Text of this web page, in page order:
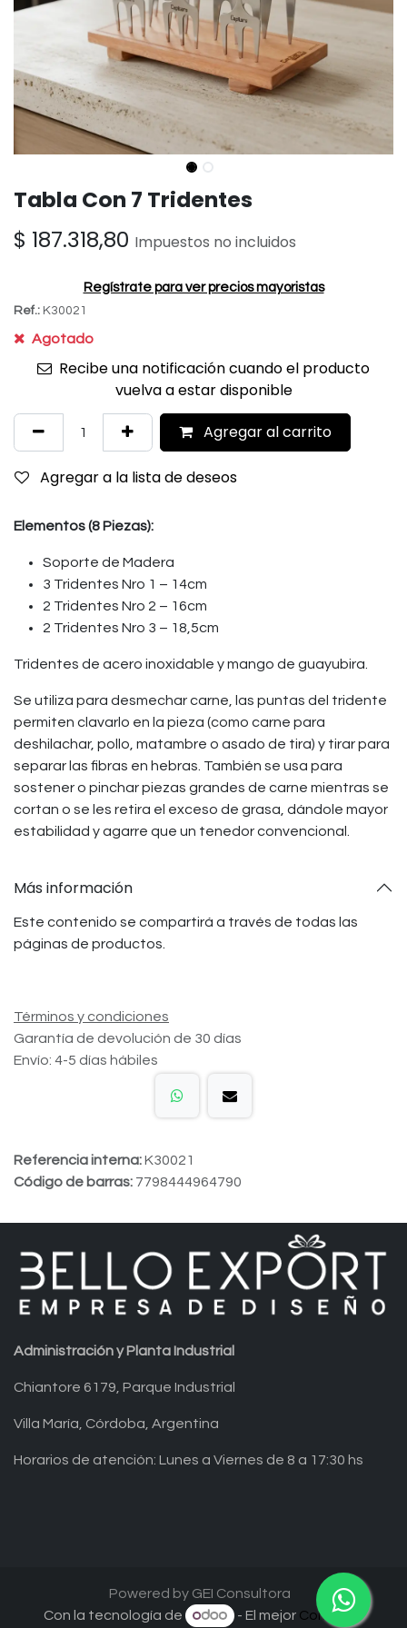
Tabla Con 7 Tridentes
$ 187.318,80 Impuestos no incluidos
Regístrate para ver precios mayoristas
Ref.: K30021
Agotado
Recibe una notificación cuando el producto
vuelva a estar disponible
Agregar al carrito
Agregar a la lista de deseos
Elementos (8 Piezas):
Soporte de Madera
3 Tridentes Nro 1 – 14cm
2 Tridentes Nro 2 – 16cm
2 Tridentes Nro 3 – 18,5cm
Tridentes de acero inoxidable y mango de guayubira.
Se utiliza para desmechar carne, las puntas del tridente
permiten clavarlo en la pieza (como carne para
deshilachar, pollo, matambre o asado de tira) y tirar para
separar las fibras en hebras. También se usa para
sostener o pinchar piezas grandes de carne mientras se
cortan o se les retira el exceso de grasa, dándole mayor
estabilidad y agarre que un tenedor convencional.
Más información
Este contenido se compartirá a través de todas las
páginas de productos.
Términos y condiciones
Garantía de devolución de 30 días
Envío: 4-5 días hábiles
Referencia interna:K30021
Código de barras: 7798444964790
Administración y Planta Industrial
Chiantore 6179, Parque Industrial
Villa María, Córdoba, Argentina
Horarios de atención: Lunes a Viernes de 8 a 17:30 hs
Powered by GEI Consultora
Con la tecnología de
- El mejor Comercio